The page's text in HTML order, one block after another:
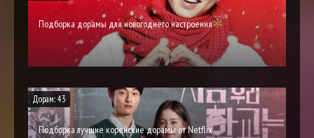
Подборка дорамы для новогоднего настроения
Дорам: 43
Подборка лучшие корейские дорамы от Netflix